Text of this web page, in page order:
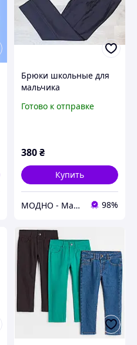
Брюки школьные для
мальчика
Готово к отправке
380₴
Купить
МОДНО - Магазин детской и женской одежды и обуви 98%